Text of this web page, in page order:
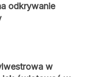
odkrywanie
w